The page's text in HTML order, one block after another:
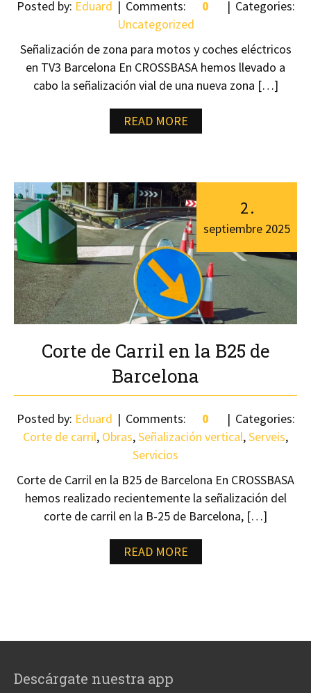
Posted by: Eduard Comments: 0
Categories:
Uncategorized
Señalización de zona para motos y coches eléctricos
en TV3 Barcelona En CROSSBASA hemos llevado a
cabo la señalización vial de una nueva zona […]
READ MORE
Corte de Carril en la B25 de
Barcelona
2.
septiembre 2025
Posted by: Eduard Comments: 0
Categories:
Corte de carril, Obras,Señalización vertical,Serveis,
Servicios
Corte de Carril en la B25 de Barcelona En CROSSBASA
hemos realizado recientemente la señalización del
corte de carril en la B-25 de Barcelona, […]
READ MORE
Descárgate nuestra app